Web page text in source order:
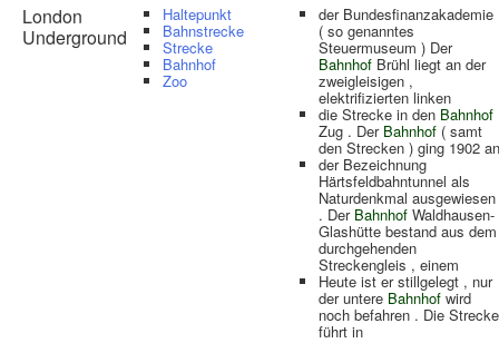
London
Underground
Haltepunkt
Bahnstrecke
Strecke
Bahnhof
Zoo
der Bundesfinanzakademie
( so genanntes
Steuermuseum ) Der
Bahnhof Brühl liegt an der
zweigleisigen ,
elektrifizierten linken
die Strecke in den Bahnhof
Zug . Der Bahnhof ( samt
den Strecken ) ging 1902 an
der Bezeichnung
Härtsfeldbahntunnel als
Naturdenkmal ausgewiesen
. Der Bahnhof Waldhausen-
Glashütte bestand aus dem
durchgehenden
Streckengleis , einem
Heute ist er stillgelegt , nur
der untere Bahnhof wird
noch befahren . Die Strecke
führt in